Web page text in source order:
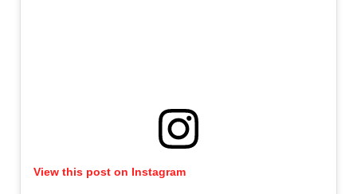
View this post on Instagram